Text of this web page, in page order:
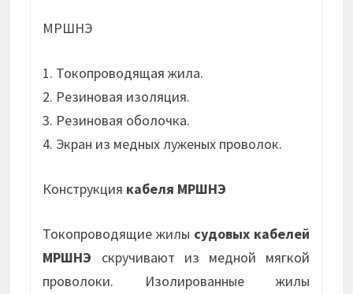
МРШНЭ
1. Токопроводящая жила.
2. Резиновая изоляция.
3. Резиновая оболочка.
4. Экран из медных луженых проволок.
Конструкция кабеля МРШНЭ
Токопроводящие жилы судовых кабелей
МРШНЭ скручивают из медной мягкой
проволоки. Изолированные жилы